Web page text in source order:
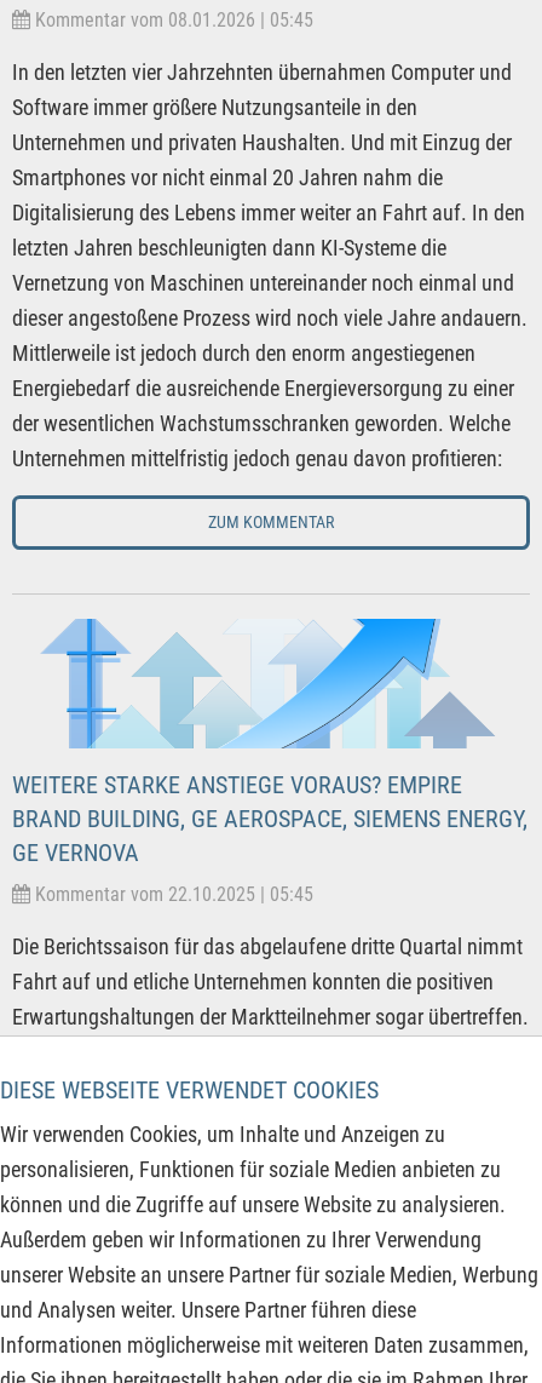
DIESE WEBSEITE VERWENDET COOKIES
Wir verwenden Cookies, um Inhalte und Anzeigen zu
personalisieren, Funktionen für soziale Medien anbieten zu
können und die Zugriffe auf unsere Website zu analysieren.
Außerdem geben wir Informationen zu Ihrer Verwendung
unserer Website an unsere Partner für soziale Medien, Werbung
und Analysen weiter. Unsere Partner führen diese
Informationen möglicherweise mit weiteren Daten zusammen,
Kommentar vom 08.01.2026 | 05:45
In den letzten vier Jahrzehnten übernahmen Computer und
Software immer größere Nutzungsanteile in den
Unternehmen und privaten Haushalten. Und mit Einzug der
Smartphones vor nicht einmal 20 Jahren nahm die
Digitalisierung des Lebens immer weiter an Fahrt auf. In den
letzten Jahren beschleunigten dann KI-Systeme die
Vernetzung von Maschinen untereinander noch einmal und
dieser angestoßene Prozess wird noch viele Jahre andauern.
Mittlerweile ist jedoch durch den enorm angestiegenen
Energiebedarf die ausreichende Energieversorgung zu einer
der wesentlichen Wachstumsschranken geworden. Welche
Unternehmen mittelfristig jedoch genau davon profitieren:
ZUM KOMMENTAR
WEITERE STARKE ANSTIEGE VORAUS? EMPIRE
BRAND BUILDING, GE AEROSPACE, SIEMENS ENERGY,
GE VERNOVA
Kommentar vom 22.10.2025 | 05:45
Die Berichtssaison für das abgelaufene dritte Quartal nimmt
Fahrt auf und etliche Unternehmen konnten die positiven
Erwartungshaltungen der Marktteilnehmer sogar übertreffen.
Weltwirtschaft aufgrund des Zoll- & Sanktionskrieges der
USA weiter intakt und das überzeugt die Börsenteilnehmer,
dass eine Rezession noch weit weg ist und vielleicht auch
gar nicht kommen wird. Kurzfristig haben die Optimisten
jedenfalls recht und das befeuert die Aktienkurse. Folgende
Unternehmen sind weiter auf Wachstumskurs und dürften
weiter profitieren.